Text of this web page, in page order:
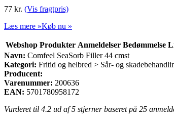
77 kr. (Vis fragtpris)
Læs mere »Køb nu »
Webshop Produkter Anmeldelser Bedømmelse
Navn: Comfeel SeaSorb Filler 44 cmst
Kategori: Fritid og helbred > Sår- og
Producent:
Varenummer: 200636
EAN: 5701780958172
Vurderet til 4.2 ud af 5 stjerner baseret på 25